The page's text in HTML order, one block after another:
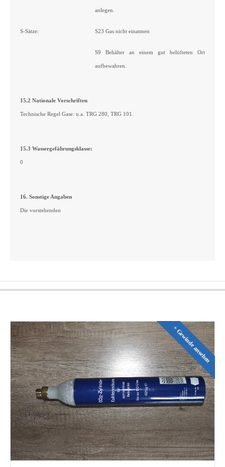
S-Sätze:
anlegen.
S23 Gas nicht einatmen
S9 Behälter an einem gut belüfteten Ort
aufbewahren.
15.2 Nationale Vorschriften
Technische Regel Gase: u.a. TRG 280, TRG 101.
15.3 Wassergefährungsklasse:
0
16. Sonstige Angaben
Die vorstehenden
+ Gewinde ansehen